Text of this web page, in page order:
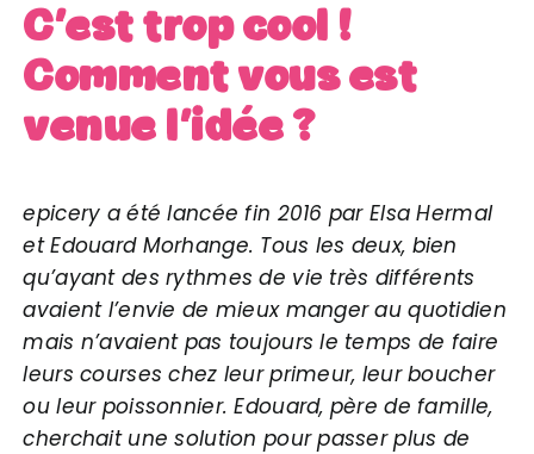
C’est trop cool !
Comment vous est
venue l’idée ?
epicery a été lancée fin 2016 par Elsa Hermal
et Edouard Morhange. Tous les deux, bien
qu’ayant des rythmes de vie très différents
avaient l’envie de mieux manger au quotidien
mais n’avaient pas toujours le temps de faire
leurs courses chez leur primeur, leur boucher
ou leur poissonnier. Edouard, père de famille,
cherchait une solution pour passer plus de